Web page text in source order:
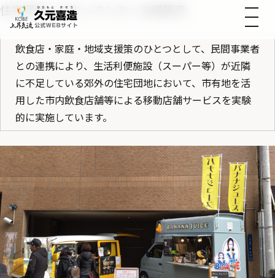
住宅団地へのキッチンカー出張販売
飲食店・家庭・地域支援策のひとつとして、民間事業者
との連携により、生活利便施設（スーパー等）が近隣
に不足している郊外の住宅団地において、市有地を活
用した市内飲食店舗等による移動店舗サービスを実験
的に実施しています。